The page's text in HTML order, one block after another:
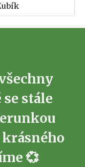
stále
krásného
💞